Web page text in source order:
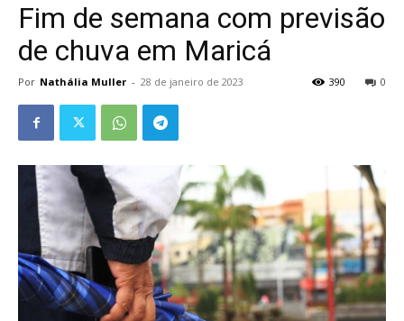
Fim de semana com previsão
de chuva em Maricá
Por Nathália Muller - 28 de janeiro de 2023 0
390